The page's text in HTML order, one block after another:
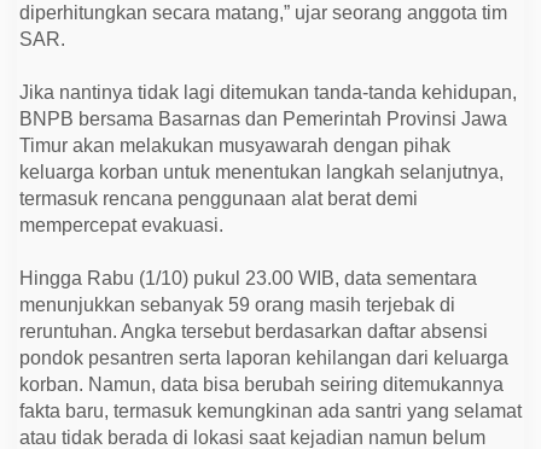
diperhitungkan secara matang,” ujar seorang anggota tim
SAR.
Jika nantinya tidak lagi ditemukan tanda-tanda kehidupan,
BNPB bersama Basarnas dan Pemerintah Provinsi Jawa
Timur akan melakukan musyawarah dengan pihak
keluarga korban untuk menentukan langkah selanjutnya,
termasuk rencana penggunaan alat berat demi
mempercepat evakuasi.
Hingga Rabu (1/10) pukul 23.00 WIB, data sementara
menunjukkan sebanyak 59 orang masih terjebak di
reruntuhan. Angka tersebut berdasarkan daftar absensi
pondok pesantren serta laporan kehilangan dari keluarga
korban. Namun, data bisa berubah seiring ditemukannya
fakta baru, termasuk kemungkinan ada santri yang selamat
atau tidak berada di lokasi saat kejadian namun belum